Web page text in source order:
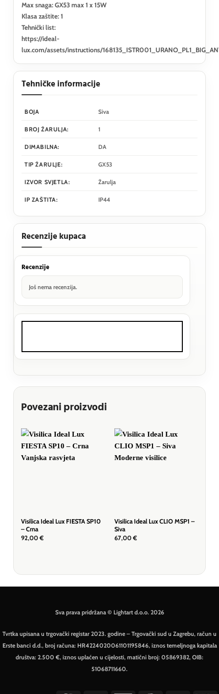
Max snaga: GX53 max 1 x 15W
Klasa zaštite: 1
Tehnički list:
https://ideal-
lux.com/assets/instructions/
Tehničke informacije
BOJA Siva
BROJ ŽARULJA: 1
DIMABILNA: DA
TIP ŽARULJE: GX53
IZVOR SVJETLA: Žarulja
IP ZAŠTITA: IP44
Recenzije kupaca
Recenzije
Još nema recenzija.
Povezani proizvodi
Visilica Ideal Lux FIESTA SP10
– Crna
92,00 €
Visilica Ideal Lux CLIO MSP1 –
Siva
67,00 €
Sva prava pridržana © Lightart d.o.o. 2026
Tvrtka upisana u trgovački registar 2023. godine – Trgovački sud u Zagrebu, račun u
Erste banci d.d., broj računa: HR4224020061101195846, iznos temeljnoga kapitala
društva: 2.500 €, iznos uplaćen u cijelosti, matični broj: 05869382, OIB:
51068711660.